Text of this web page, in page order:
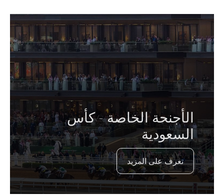
الأجنحة الخاصة - كأس
السعودية
تعرف على المزيد